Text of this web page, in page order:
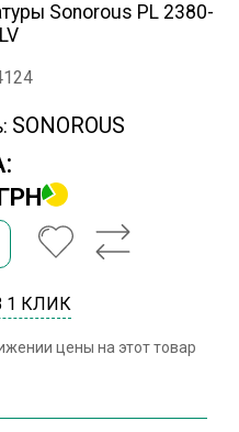
Sonorous PL 2380-
SONOROUS
1 КЛИК
цены на этот товар